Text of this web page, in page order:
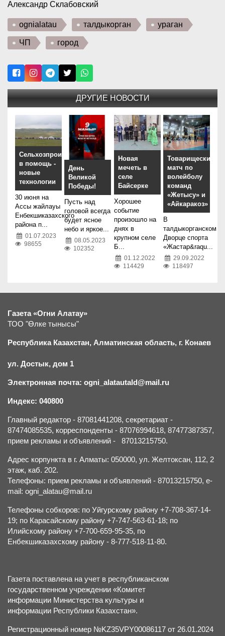
Александр Склабовский
ognialatau талдыкорган ураган
ЧП город
ДРУГИЕ НОВОСТИ
Сельхозпроизводителям
в помощь -
новые
технологии
30 июня на
Ассы жайлауы
Енбекшиказахского
района п...
01.07.2023
98655
День
Великой
Победы!
Пусть над
головой всегда
будет ясное
небо и яркое...
08.05.2023
102352
Новая
мечеть в
селе
Байсерке
Хорошее
событие
произошло на
днях в
крупном селе
Б...
01.12.2022
114429
Товарищеский
матч по
волейболу
команд
«Жетысу» и
«Айкаракоз»
В
талдыкорганском
Дворце спорта
«Жастар&raqu...
29.09.2022
118497
Газета «Огни Алатау»
ТОО "Өлке тынысы"
Республика Казахстан, Алматинская область, г. Конаев
ул. Достык, дом 1
Электронная почта: ogni_alatautald@mail.ru
Индекс: 040800
Главный редактор - 87081441208, секретариат -
87474085535, корреспонденты - 87076994618, 87477387357,
прием рекламы и объявлений - 87013215750.
Адрес корпункта в г. Алматы: 050000, ул. Желтоксан, 112, 2
этаж, каб. 202.
Телефоны: прием рекламы и объявлений - 87013215750, e-
mail: ogni_alatau@mail.ru
Телефоны собкоров: по Уйгурскому району +7-708-367-14-
19; по Карасайскому району +7-747-563-61-18; по
Илийскому району +7-700-659-95-35, по
Енбекшиказахскому району - 8-777-518-11-80.
Газета поставлена на учет в республиканском
государственном учреждении «Комитет
информации Министерства культуры и
информации Республики Казахстан».
Регистрационный номер №KZ35VPY00086117 от 26.01.2024